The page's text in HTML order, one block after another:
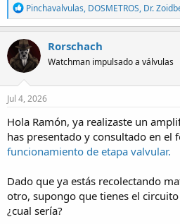
R
e
a
c
t
i
o
n
s
Pinchavalvulas, DOSMETROS, Dr.
Rorschach
Watchman impulsado a válvulas
Jul 4, 2026
Hola Ramón, ya realizaste un
has presentado y consultado en el
funcionamiento de etapa valvular.
Dado que ya estás recolectando
otro, supongo que tienes el
¿cual sería?